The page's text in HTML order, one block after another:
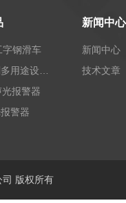
钢滑车
报警器
警器
新闻中心
新闻中心
技术文章
版权所有